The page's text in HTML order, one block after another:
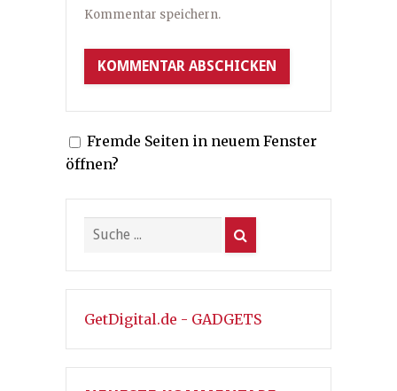
Kommentar speichern.
Fremde Seiten in neuem Fenster
öffnen?
GetDigital.de - GADGETS